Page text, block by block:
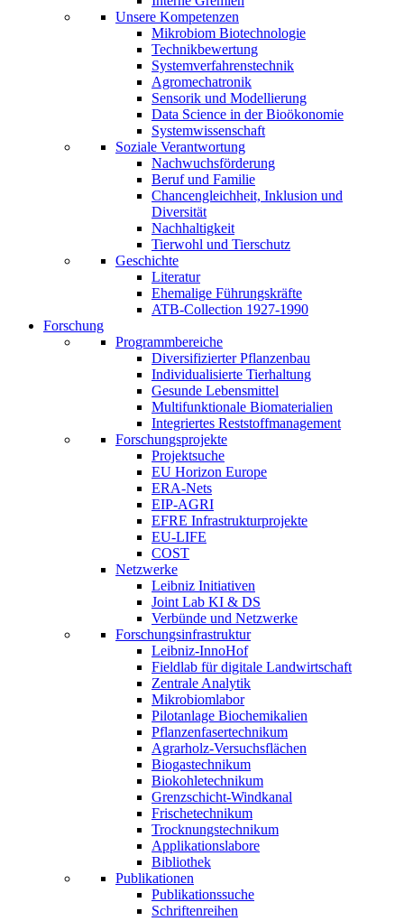
Unsere Kompetenzen
Mikrobiom Biotechnologie
Technikbewertung
Systemverfahrenstechnik
Agromechatronik
Sensorik und Modellierung
Data Science in der Bioökonomie
Systemwissenschaft
Soziale Verantwortung
Nachwuchsförderung
Beruf und Familie
Chancengleichheit, Inklusion und
Diversität
Nachhaltigkeit
Tierwohl und Tierschutz
Geschichte
Literatur
Ehemalige Führungskräfte
ATB-Collection 1927-1990
Forschung
Programmbereiche
Diversifizierter Pflanzenbau
Individualisierte Tierhaltung
Gesunde Lebensmittel
Multifunktionale Biomaterialien
Integriertes Reststoffmanagement
Forschungsprojekte
Projektsuche
EU Horizon Europe
ERA-Nets
EIP-AGRI
EFRE Infrastrukturprojekte
EU-LIFE
COST
Netzwerke
Leibniz Initiativen
Joint Lab KI & DS
Verbünde und Netzwerke
Forschungsinfrastruktur
Leibniz-InnoHof
Fieldlab für digitale Landwirtschaft
Zentrale Analytik
Mikrobiomlabor
Pilotanlage Biochemikalien
Pflanzenfasertechnikum
Agrarholz-Versuchsflächen
Biogastechnikum
Biokohletechnikum
Grenzschicht-Windkanal
Frischetechnikum
Trocknungstechnikum
Applikationslabore
Bibliothek
Publikationen
Publikationssuche
Schriftenreihen